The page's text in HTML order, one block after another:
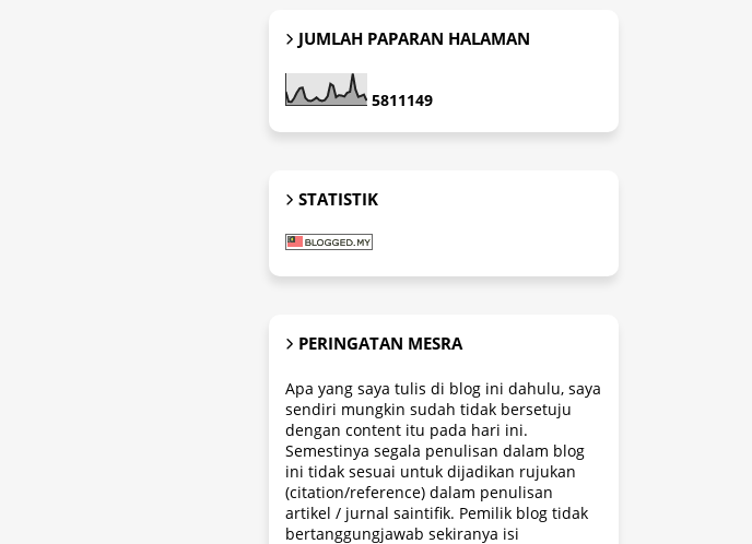
JUMLAH PAPARAN HALAMAN
5811149
STATISTIK
PERINGATAN MESRA
Apa yang saya tulis di blog ini dahulu, saya
sendiri mungkin sudah tidak bersetuju
dengan content itu pada hari ini.
Semestinya segala penulisan dalam blog
ini tidak sesuai untuk dijadikan rujukan
(citation/reference) dalam penulisan
artikel / jurnal saintifik. Pemilik blog tidak
bertanggungjawab sekiranya isi